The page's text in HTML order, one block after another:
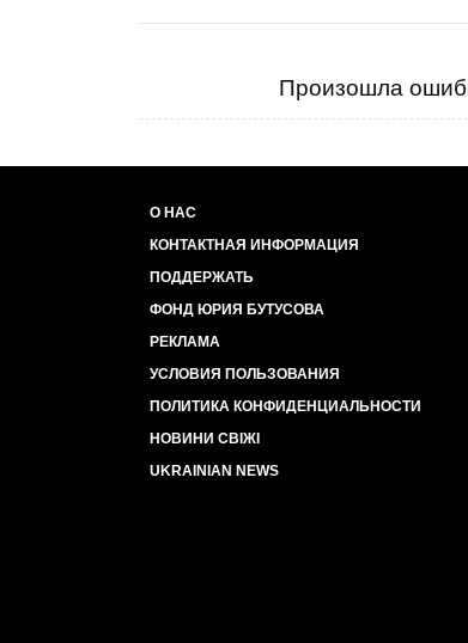
Произошла
О НАС
КОНТАКТНАЯ ИНФОРМАЦИЯ
ПОДДЕРЖАТЬ
ФОНД ЮРИЯ БУТУСОВА
РЕКЛАМА
УСЛОВИЯ ПОЛЬЗОВАНИЯ
ПОЛИТИКА КОНФИДЕНЦИАЛЬНОСТИ
НОВИНИ СВІЖІ
UKRAINIAN NEWS